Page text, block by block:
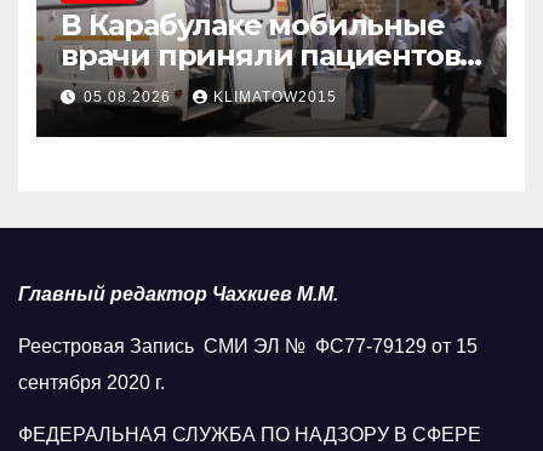
В Карабулаке мобильные
врачи приняли пациентов
у стен мечети
05.08.2026 KLIMATOW2015
Главный редактор Чахкиев М.М.
Реестровая Запись СМИ ЭЛ № ФС77-79129 от 15
сентября 2020 г.
ФЕДЕРАЛЬНАЯ СЛУЖБА ПО НАДЗОРУ В СФЕРЕ